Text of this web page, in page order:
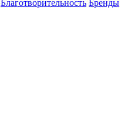
Благотворительность Бренды